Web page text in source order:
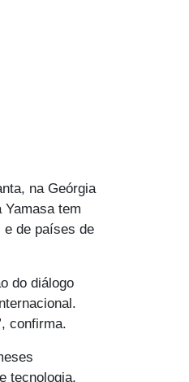
na Geórgia
Yamasa tem
e de países de
do diálogo
confirma.
tecnologia,